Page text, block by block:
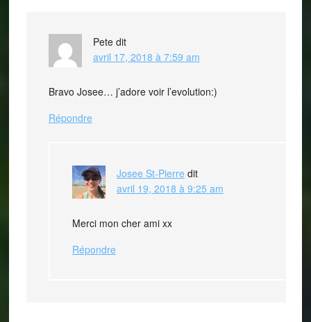
Pete dit
avril 17, 2018 à 7:59 am
Bravo Josee… j’adore voir l’evolution:)
Répondre
Josee St-Pierre dit
avril 19, 2018 à 9:25 am
Merci mon cher ami xx
Répondre